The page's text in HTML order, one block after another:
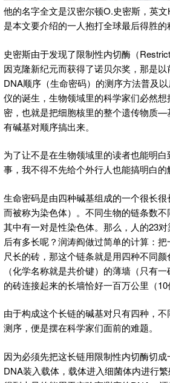
他的名字全文是汉密尔顿O.史密斯，英
是本文要介绍的一人抱打全球最后得胜的
史密斯由于发现了限制性内切酶（
因克隆新纪元而获得了诺贝尔奖，那是
DNA顺序（生命密码）的测序方法普及
仪的诞生，生物领域里的科学家们必然
密，也就是把细胞核里的整个遗传物质
有碱基对顺序搞出来。
为了让不是在生物领域里的读者也能明
事，我不得不先给个外行人也能搞明白的
生命密码是由四种碱基组成的一个很长
而被称为染色体）。不同生物的链条数不
其中有一对是性染色体。那么，人的23
后有多长呢？润涛阎做过简单的计算：
尺长的砖，那这个链条就是用四种不同
（化学名称就是共价键）的薄墙（只有
的砖连接起来的长墙恰好一百万公里（10
由于构成这个长链的碱基对只有四种，
测序，便是摆在科学家们面前的难题。
因为必须先把这长链用限制性内切酶切
DNA装入载体，载体进入细菌体内进行